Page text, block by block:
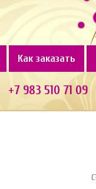
Как заказать
+7 983 510 71 09